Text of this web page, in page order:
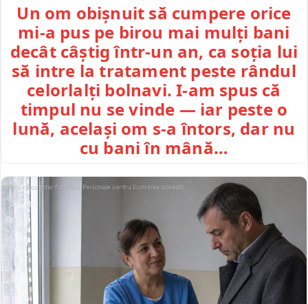
Un om obișnuit să cumpere orice
mi-a pus pe birou mai mulți bani
decât câștig într-un an, ca soția lui
să intre la tratament peste rândul
celorlalți bolnavi. I-am spus că
timpul nu se vinde — iar peste o
lună, același om s-a întors, dar nu
cu bani în mână…